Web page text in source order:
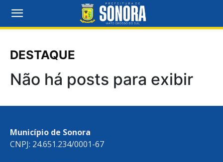
DESTAQUE
Não há posts para exibir
Município de Sonora
CNPJ: 24.651.234/0001-67